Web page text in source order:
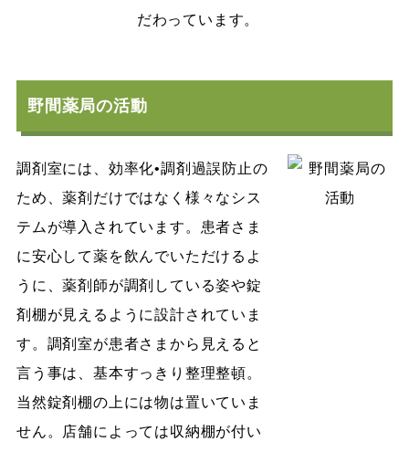
だわっています。
野間薬局の活動
調剤室には、効率化•調剤過誤防止の
ため、薬剤だけではなく様々なシス
テムが導入されています。患者さま
に安心して薬を飲んでいただけるよ
うに、薬剤師が調剤している姿や錠
剤棚が見えるように設計されていま
す。調剤室が患者さまから見えると
言う事は、基本すっきり整理整頓。
当然錠剤棚の上には物は置いていま
せん。店舗によっては収納棚が付い